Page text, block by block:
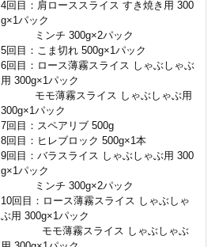
4回目：肩ローススライス すき焼き用 300
g×1パック
ミンチ 300g×2パック
5回目：こま切れ 500g×1パック
6回目：ロース薄霧スライス しゃぶしゃぶ
用 300g×1パック
モモ薄霧スライス しゃぶしゃぶ用
300g×1パック
7回目：スペアリブ 500g
8回目：ヒレブロック 500g×1本
9回目：バラスライス しゃぶしゃぶ用 300
g×1パック
ミンチ 300g×2パック
10回目：ロース薄霧スライス しゃぶしゃ
ぶ用 300g×1パック
モモ薄霧スライス しゃぶしゃぶ